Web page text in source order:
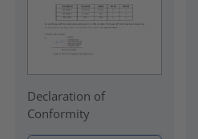
Declaration of
Conformity